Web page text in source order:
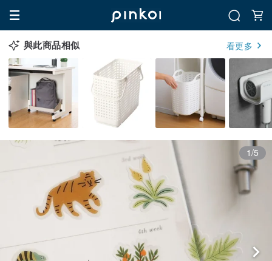
與此商品相似 看更多
1/5